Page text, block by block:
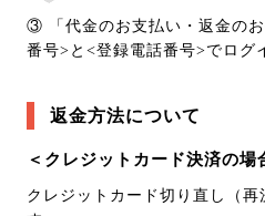
③ 「代金のお支払い・返金の
番号>と<登録電話番号>でログ
返金方法について
＜クレジットカード決済の場
クレジットカード切り直し（再